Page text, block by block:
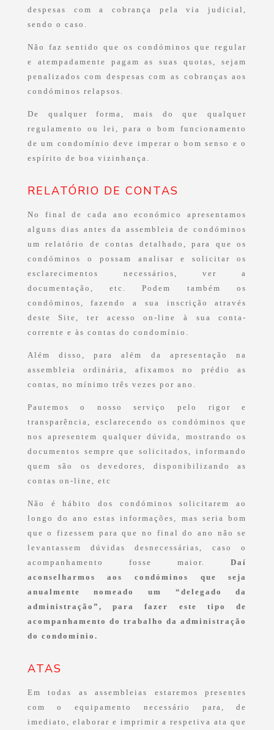
despesas com a cobrança pela via judicial,
sendo o caso.
Não faz sentido que os condóminos que regular
e atempadamente pagam as suas quotas, sejam
penalizados com despesas com as cobranças aos
condóminos relapsos.
De qualquer forma, mais do que qualquer
regulamento ou lei, para o bom funcionamento
de um condomínio deve imperar o bom senso e o
espírito de boa vizinhança.
RELATÓRIO DE CONTAS
No final de cada ano económico apresentamos
alguns dias antes da assembleia de condóminos
um relatório de contas detalhado, para que os
condóminos o possam analisar e solicitar os
esclarecimentos necessários, ver a
documentação, etc. Podem também os
condóminos, fazendo a sua inscrição através
deste Site, ter acesso on-line à sua conta-
corrente e às contas do condomínio.
Além disso, para além da apresentação na
assembleia ordinária, afixamos no prédio as
contas, no mínimo três vezes por ano.
Pautemos o nosso serviço pelo rigor e
transparência, esclarecendo os condóminos que
nos apresentem qualquer dúvida, mostrando os
documentos sempre que solicitados, informando
quem são os devedores, disponibilizando as
contas on-line, etc
Não é hábito dos condóminos solicitarem ao
longo do ano estas informações, mas seria bom
que o fizessem para que no final do ano não se
levantassem dúvidas desnecessárias, caso o
acompanhamento fosse maior.Daí
aconselharmos aos condóminos que seja
anualmente nomeado um “delegado da
administração”, para fazer este tipo de
acompanhamento do trabalho da administração
do condomínio.
ATAS
Em todas as assembleias estaremos presentes
com o equipamento necessário para, de
imediato, elaborar e imprimir a respetiva ata que